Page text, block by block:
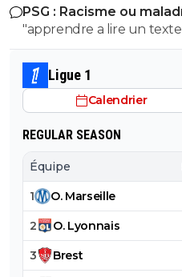
l'histoire puisque meme
nazisme c'est pas en
! Ca se voit que t'es l'électeur moyen de LFI, un mec plus
bete que la moyenne et pas assez
démontrer ici abruti !
c'est pas possible....tu
l'ignorant qui manque
PSG : Racisme ou
"apprendre a lire un
comprendre" dixit le mec
en italie mdr On sent le petit lfiste frustré ! va picoler tes 8.6 le
mongolien qui voit des
la pisse toi c'est évident
Ligue 1
Calendrier
REGULAR SEASON
Équipe
1 O. Marseille
2 O. Lyonnais
3 Brest